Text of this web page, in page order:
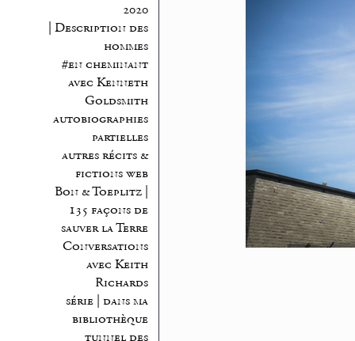
2020
| Description des
hommes
#en cheminant
avec Kenneth
Goldsmith
autobiographies
partielles
autres récits &
fictions web
Bon & Toeplitz |
135 façons de
sauver la Terre
Conversations
avec Keith
Richards
série | dans ma
bibliothèque
tunnel des